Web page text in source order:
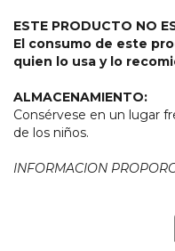
ESTE PRODUCTO NO
El consumo de este
quien lo usa y lo
ALMACENAMIENTO:
Consérvese en un lugar
de los niños.
INFORMACION